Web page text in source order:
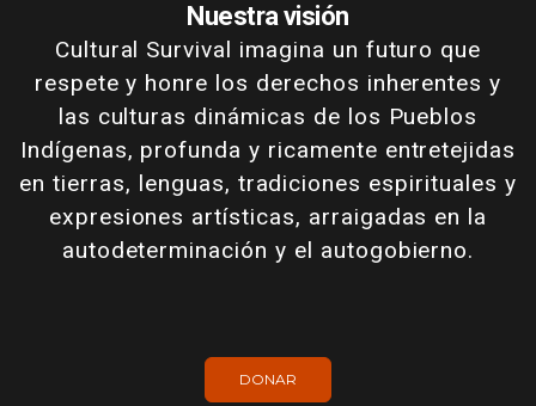
Nuestra visión
Cultural Survival imagina un futuro que
respete y honre los derechos inherentes y
las culturas dinámicas de los Pueblos
Indígenas, profunda y ricamente entretejidas
en tierras, lenguas, tradiciones espirituales y
expresiones artísticas, arraigadas en la
autodeterminación y el autogobierno.
DONAR